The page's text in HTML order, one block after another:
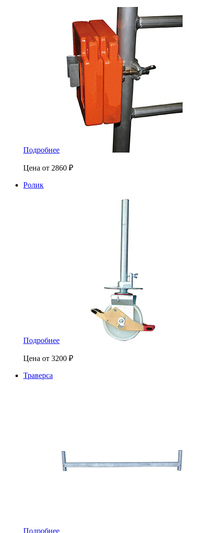
Подробнее
Цена от 2860 ₽
Ролик
Подробнее
Цена от 3200 ₽
Траверса
Подробнее